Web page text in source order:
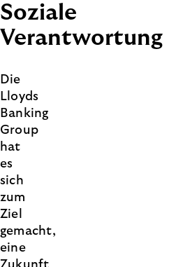
Soziale
Verantwortung
Die
Lloyds
Banking
Group
hat
es
sich
zum
Ziel
gemacht,
eine